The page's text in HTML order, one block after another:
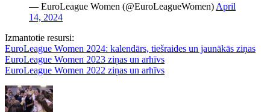
— EuroLeague Women (@EuroLeagueWomen) April
14, 2024
Izmantotie resursi:
EuroLeague Women 2024: kalendārs, tiešraides un jaunākās ziņas
EuroLeague Women 2023 ziņas un arhīvs
EuroLeague Women 2022 ziņas un arhīvs